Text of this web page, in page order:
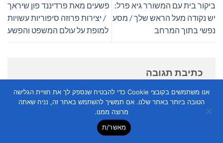
ביקור בית עם המשורר גיא פרל:
יש נקודה מעל הראש שלך / מסע
נפשי בתוך המרחב
פשעים מאת פרדיננד פון שיראך
/ יצירות פרוזה סיפוריות עשויות
למופת על עולם המשפט והפשע
כתיבת תגובה
האימייל לא יוצג באתר.שדות החובה מסומנים*
התגובה שלך*
אנו משתמשים בקובצי Cookie כדי להבטיח שנספק לך את חוויית הגלישה
הטובה ביותר באתר שלנו. אם תמשיך להשתמש באתר זה, נניח שאתה
מרוצה ממנו.
מאשר/ת